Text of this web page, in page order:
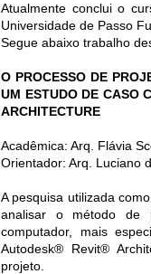
Atualmente conclui o
Universidade de Passo
Segue abaixo trabalho
O PROCESSO DE
UM ESTUDO DE CASO
ARCHITECTURE
Acadêmica: Arq. Flávia
Orientador: Arq. Luciano
A pesquisa utilizada
analisar o método de
computador, mais
Autodesk® Revit®
projeto.
MAY
29
de lives
Hub
de
Como
alguns